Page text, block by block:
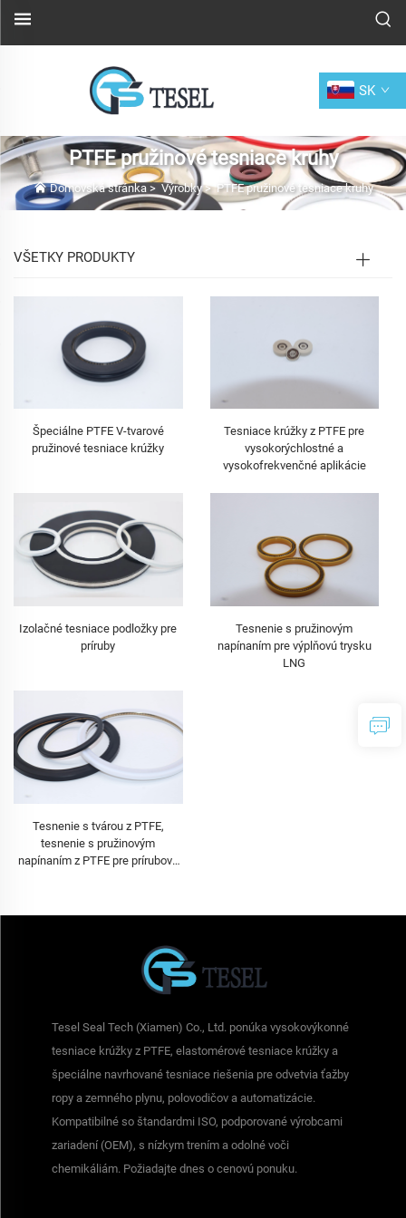
SK
PTFE pružinové tesniace kruhy
Domovská stránka> Výrobky>PTFE pružinové tesniace kruhy
VŠETKY PRODUKTY
Špeciálne PTFE V-tvarové
pružinové tesniace krúžky
Tesniace krúžky z PTFE pre
vysokorýchlostné a
vysokofrekvenčné aplikácie
Izolačné tesniace podložky pre
príruby
Tesnenie s pružinovým
napínaním pre výplňovú trysku
LNG
Tesnenie s tvárou z PTFE,
tesnenie s pružinovým
napínaním z PTFE pre prírubové
Tesel Seal Tech (Xiamen) Co., Ltd. ponúka vysokovýkonné
tesniace krúžky z PTFE, elastomérové tesniace krúžky a
špeciálne navrhované tesniace riešenia pre odvetvia ťažby
ropy a zemného plynu, polovodičov a automatizácie.
Kompatibilné so štandardmi ISO, podporované výrobcami
zariadení (OEM), s nízkym trením a odolné voči
chemikáliám. Požiadajte dnes o cenovú ponuku.